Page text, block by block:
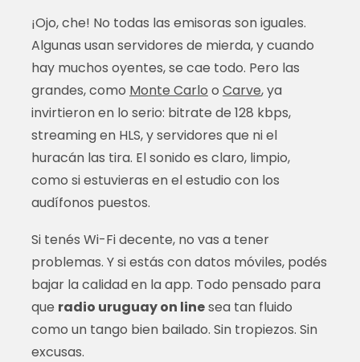
¡Ojo, che! No todas las emisoras son iguales.
Algunas usan servidores de mierda, y cuando
hay muchos oyentes, se cae todo. Pero las
grandes, como Monte Carlo o Carve, ya
invirtieron en lo serio: bitrate de 128 kbps,
streaming en HLS, y servidores que ni el
huracán las tira. El sonido es claro, limpio,
como si estuvieras en el estudio con los
audífonos puestos.
Si tenés Wi-Fi decente, no vas a tener
problemas. Y si estás con datos móviles, podés
bajar la calidad en la app. Todo pensado para
que radio uruguay on linesea tan fluido
como un tango bien bailado. Sin tropiezos. Sin
excusas.